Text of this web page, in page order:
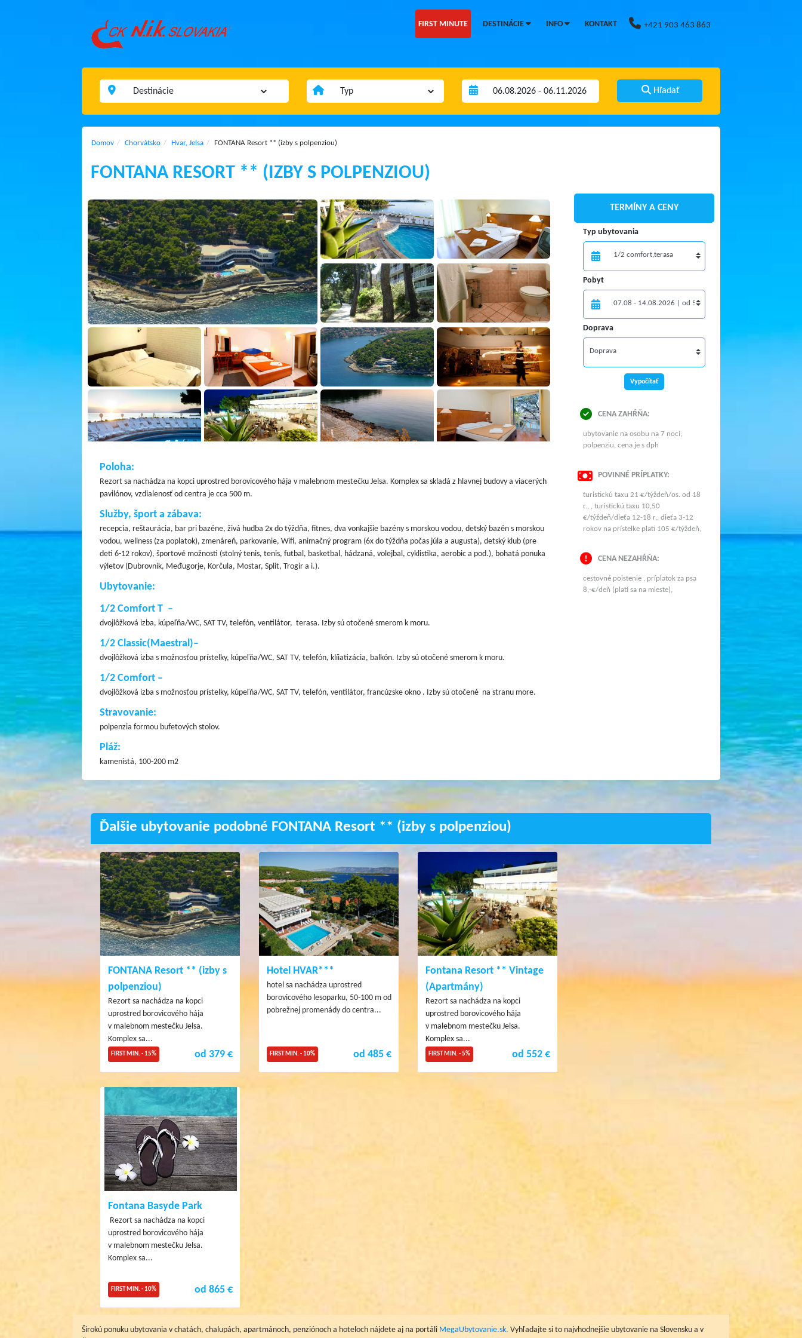
FIRST MINUTE DESTINÁCIE INFO KONTAKT +421 903 463 863
Hľadať
Domov Chorvátsko Hvar, Jelsa FONTANA Resort ** (izby s polpenziou)
FONTANA RESORT ** (IZBY S POLPENZIOU)
Poloha:
Rezort sa nachádza na kopci uprostred borovicového hája v malebnom mestečku Jelsa. Komplex sa skladá z hlavnej budovy a viacerých
pavilónov, vzdialenosť od centra je cca 500 m.
Služby, šport a zábava:
recepcia, reštaurácia, bar pri bazéne, živá hudba 2x do týždňa, fitnes, dva vonkajšie bazény s morskou vodou, detský bazén s morskou
vodou, wellness (za poplatok), zmenáreň, parkovanie, Wifi, animačný program (6x do týždňa počas júla a augusta), detský klub (pre
deti 6-12 rokov), športové možnosti (stolný tenis, tenis, futbal, basketbal, hádzaná, volejbal, cyklistika, aerobic a pod.), bohatá ponuka
výletov (Dubrovnik, Međugorje, Korčula, Mostar, Split, Trogir a i.).
Ubytovanie:
1/2 Comfort T –
dvojlôžková izba, kúpeľňa/WC, SAT TV, telefón, ventilátor, terasa. Izby sú otočené smerom k moru.
1/2 Classic(Maestral)–
dvojlôžková izba s možnosťou prístelky, kúpeľňa/WC, SAT TV, telefón, klíiatizácia, balkón. Izby sú otočené smerom k moru.
1/2 Comfort –
dvojlôžková izba s možnosťou prístelky, kúpeľňa/WC, SAT TV, telefón, ventilátor, francúzske okno . Izby sú otočené na stranu more.
Stravovanie:
polpenzia formou bufetových stolov.
Pláž:
kamenistá, 100-200 m2
TERMÍNY A CENY
Typ ubytovania
Pobyt
Doprava
Vypočítať
CENA ZAHŔŇA:
ubytovanie na osobu na 7 nocí,
polpenziu, cena je s dph
POVINNÉ PRÍPLATKY:
turistickú taxu 21 €/týždeň/os. od 18
r., , turistickú taxu 10,50
€/týždeň/dieťa 12-18 r., dieťa 3-12
rokov na prístelke plati 105 €/týždeň,
CENA NEZAHŔŇA:
cestovné poistenie , príplatok za psa
8,-€/deň (platí sa na mieste),
Ďalšie ubytovanie podobné FONTANA Resort ** (izby s polpenziou)
FONTANA Resort ** (izby s
polpenziou)
Rezort sa nachádza na kopci
uprostred borovicového hája
v malebnom mestečku Jelsa.
Komplex sa...
FIRST MIN. - 15% od 379 €
Hotel HVAR***
hotel sa nachádza uprostred
borovicového lesoparku, 50-100 m od
pobrežnej promenády do centra...
FIRST MIN. - 10% od 485 €
Fontana Resort ** Vintage
(Apartmány)
Rezort sa nachádza na kopci
uprostred borovicového hája
v malebnom mestečku Jelsa.
Komplex sa...
FIRST MIN. - 5% od 552 €
Fontana Basyde Park
Rezort sa nachádza na kopci
uprostred borovicového hája
v malebnom mestečku Jelsa.
Komplex sa...
FIRST MIN. - 10% od 865 €
Širokú ponuku ubytovania v chatách, chalupách, apartmánoch, penziónoch a hoteloch nájdete aj na portáli MegaUbytovanie.sk. Vyhľadajte si to najvhodnejšie ubytovanie na Slovensku a v